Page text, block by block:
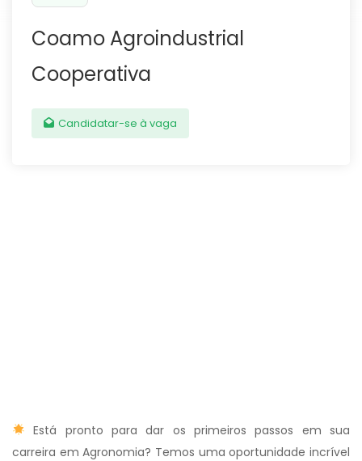
Coamo Agroindustrial
Cooperativa
Candidatar-se à vaga
Está pronto para dar os primeiros passos em sua
carreira em Agronomia? Temos uma oportunidade incrível